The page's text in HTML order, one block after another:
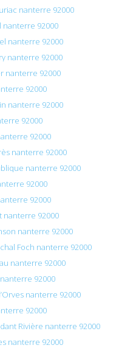
nanterre 92000
nanterre 92000
nanterre 92000
nanterre 92000
nanterre 92000
92000
nanterre 92000
92000
92000
nanterre 92000
nanterre 92000
92000
92000
nanterre 92000
nanterre 92000
Foch nanterre 92000
nanterre 92000
92000
nanterre 92000
92000
Rivière nanterre 92000
nanterre 92000